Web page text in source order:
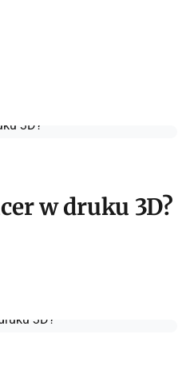
w druku 3D?